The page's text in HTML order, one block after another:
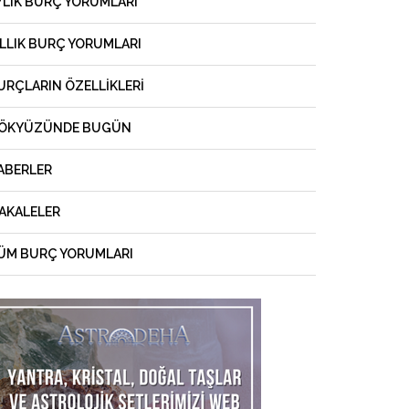
BURÇ YORUMLARI
ÖZELLIKLERI
BUGÜN
BURÇ YORUMLARI